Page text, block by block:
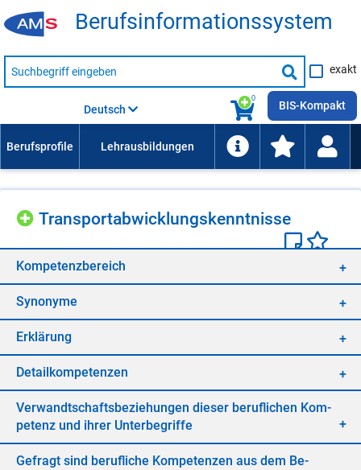
Be­rufs­in­for­ma­ti­ons­sys­tem
Suche
nach
Suche
starten
exakt
0
Deutsch BIS-Kompakt
Trans­port­ab­wick­lungs­kennt­nis­se
Kom­pe­tenz­be­reich
Syn­ony­me
Er­klä­rung
De­tail­kom­pe­ten­zen
Ver­wandt­schafts­be­zie­hun­gen die­ser be­ruf­li­chen Kom­
pe­tenz und ih­rer Un­ter­be­grif­fe
Ge­fragt sind be­ruf­li­che Kom­pe­ten­zen aus dem Be­